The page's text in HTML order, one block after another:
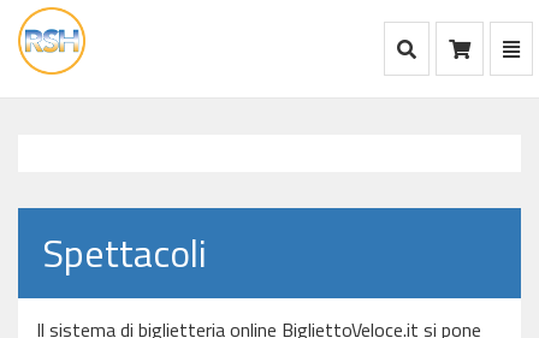
vai
alla
Mostra Ricerca
Spettacoli
Il sistema di biglietteria online BigliettoVeloce.it si pone